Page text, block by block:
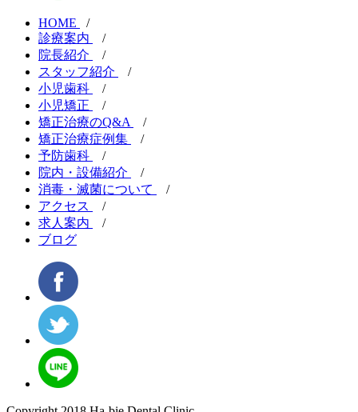
HOME
/
診療案内
/
院長紹介
/
スタッフ紹介
/
小児歯科
/
小児矯正
/
矯正治療のQ&A
/
矯正治療症例集
/
予防歯科
/
院内・設備紹介
/
消毒・滅菌について
/
アクセス
/
求人案内
/
ブログ